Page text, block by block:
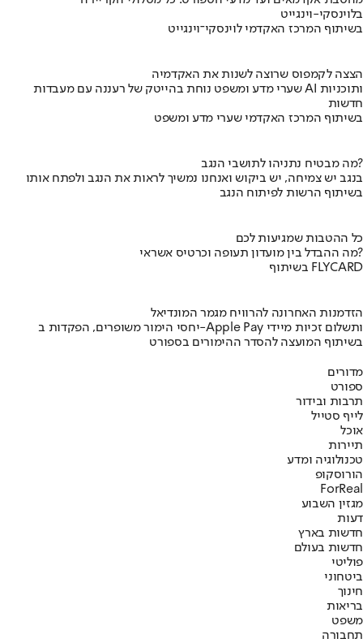
בלוינסקי-וינגייט
בשיתוף המרכז האקדמי לוינסקי־וינגייט
הצצה לקמפוס שרוצה לשנות את האקדמיה
שערי מדע ומשפט נוחת בהייטק של רעננה עם מעבדות AI ותוכניות
חדשות
בשיתוף המרכז האקדמי שערי מדע ומשפט
מה מבטיח נתניהו לתושבי הנגב?
בנגב יש צמיחה, יש ביקוש ואנחנו נמשיך לראות את הנגב ולפתח אותו
בשיתוף הרשות לפיתוח הנגב
כל ההטבות שמגיעות לכם
מה ההבדל בין מועדון תעופה וכרטיס אשראי?
בשיתוף FLYCARD
הזדמנות האחרונה להרוויח מגמר המונדיאל
יחסי הימור משופרים, הפקדות ב-Apple Pay ותשלום זכיות מיידי
בשיתוף המועצה להסדר ההימורים בספורט
מדורים
ספורט
תרבות ובידור
לייף סטייל
אוכל
תיירות
טכנולוגיה ומדע
הורוסקופ
ForReal
מגזין השבוע
דעות
חדשות בארץ
חדשות בעולם
פוליטי
ביטחוני
חינוך
בריאות
משפט
תחבורה